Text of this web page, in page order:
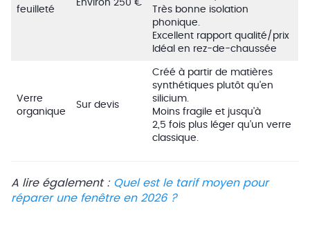
feuilleté
Environ 250 €
Très bonne isolation
phonique.
Excellent rapport qualité/prix
Idéal en rez-de-chaussée
Verre
organique
Sur devis
Créé à partir de matières
synthétiques plutôt qu’en
silicium.
Moins fragile et jusqu’à
2,5 fois plus léger qu’un verre
classique.
A lire également : Quel est le tarif moyen pour
réparer une fenêtre en 2026 ?